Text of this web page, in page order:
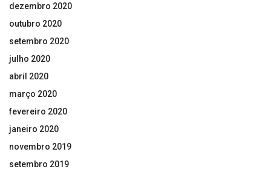
dezembro 2020
outubro 2020
setembro 2020
julho 2020
abril 2020
março 2020
fevereiro 2020
janeiro 2020
novembro 2019
setembro 2019